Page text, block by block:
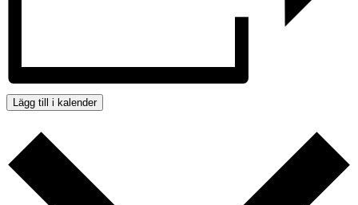
Lägg till i kalender